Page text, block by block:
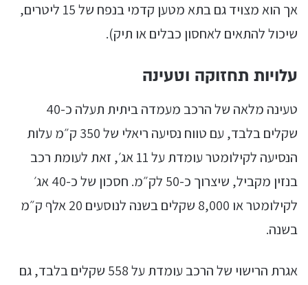
אך הוא מצויד גם בתא מטען קדמי בנפח של 15 ליטרים,
שיכול להתאים לאחסון כבלים או תיק).
עלויות תחזוקה וטעינה
טעינה מלאה של הרכב מעמדה ביתית תעלה כ-40
שקלים בלבד, עם טווח נסיעה ריאלי של 350 ק״מ עלות
הנסיעה לקילומטר עומדת על 11 אג׳, זאת לעומת רכב
בנזין מקביל, שיצרוך כ-50 לק״מ. חסכון של כ-40 אג׳
לקילומטר או 8,000 שקלים בשנה לנוסעים 20 אלף ק״מ
בשנה.
אגרת הרישוי של הרכב עומדת על 558 שקלים בלבד, גם